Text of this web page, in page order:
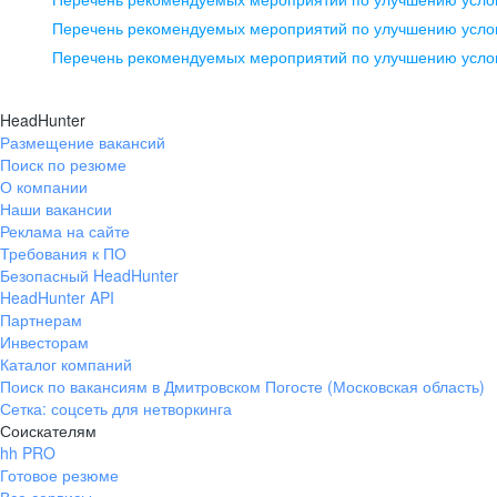
pr@ural.hh.ru
помещение 21
+7 383 207-94-64
pr@nsk.hh.ru
Перечень рекомендуемых мероприятий по улучшению
Перечень рекомендуемых мероприятий по улучшению
HeadHunter
Размещение вакансий
Поиск по резюме
О компании
Наши вакансии
Реклама на сайте
Требования к ПО
Безопасный HeadHunter
HeadHunter API
Партнерам
Инвесторам
Каталог компаний
Поиск по вакансиям в Дмитровском Погосте (Московская область)
Сетка: соцсеть для нетворкинга
Соискателям
hh PRO
Готовое резюме